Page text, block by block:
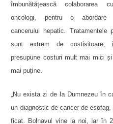
îmbunătățească colaborarea
oncologi, pentru o abordare
cancerului hepatic. Tratamentele
sunt extrem de costisitoare,
presupune costuri mult mai mici
mai puține.
„Nu exista zi de la Dumnezeu în
un diagnostic de cancer de
ficat. Bolnavul vine la noi, iar în